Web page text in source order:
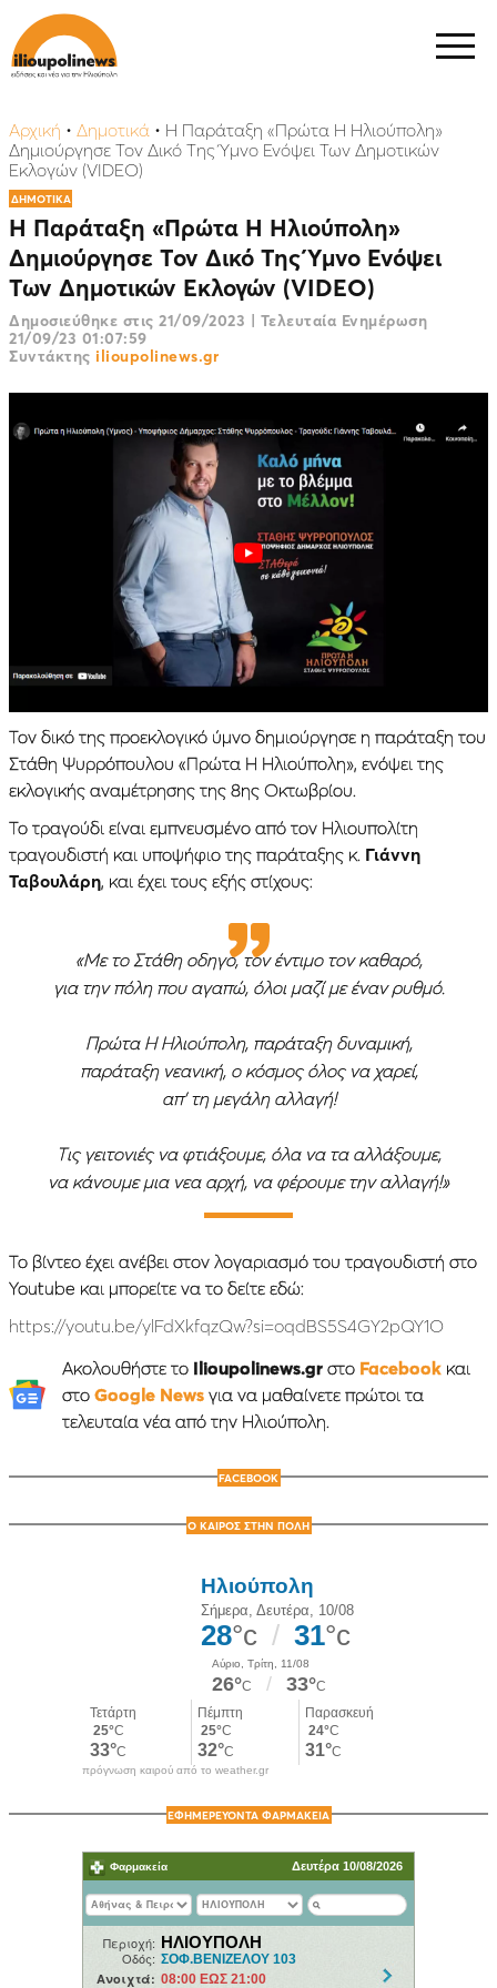
Αρχική • Δημοτικά • H Παράταξη «Πρώτα Η Ηλιούπολη»
Δημιούργησε Τον Δικό Της Ύμνο Ενόψει Των Δημοτικών
Εκλογών (VIDEO)
ΔΗΜΟΤΙΚΑ
H Παράταξη «Πρώτα Η Ηλιούπολη»
Δημιούργησε Τον Δικό Της Ύμνο Ενόψει
Των Δημοτικών Εκλογών (VIDEO)
Δημοσιεύθηκε στις 21/09/2023 | Τελευταία Ενημέρωση
21/09/23 01:07:59
Συντάκτης ilioupolinews.gr
Τον δικό της προεκλογικό ύμνο δημιούργησε η παράταξη του
Στάθη Ψυρρόπουλου «Πρώτα Η Ηλιούπολη», ενόψει της
εκλογικής αναμέτρησης της 8ης Οκτωβρίου.
Το τραγούδι είναι εμπνευσμένο από τον Ηλιουπολίτη
τραγουδιστή και υποψήφιο της παράταξης κ. Γιάννη
Ταβουλάρη, και έχει τους εξής στίχους:
«Με το Στάθη οδηγό, τον έντιμο τον καθαρό,
για την πόλη που αγαπώ, όλοι μαζί με έναν ρυθμό.
Πρώτα Η Ηλιούπολη, παράταξη δυναμική,
παράταξη νεανική, ο κόσμος όλος να χαρεί,
απ’ τη μεγάλη αλλαγή!
Τις γειτονιές να φτιάξουμε, όλα να τα αλλάξουμε,
να κάνουμε μια νεα αρχή, να φέρουμε την αλλαγή!»
Το βίντεο έχει ανέβει στον λογαριασμό του τραγουδιστή στο
Youtube και μπορείτε να το δείτε εδώ:
https://youtu.be/ylFdXkfqzQw?si=oqdBS5S4GY2pQY1O
Ακολουθήστε το Ilioupolinews.grστο Facebookκαι
στο Google Newsγια να μαθαίνετε πρώτοι τα
τελευταία νέα από την Ηλιούπολη.
FACEBOOK
Ο ΚΑΙΡΟΣ ΣΤΗΝ ΠΟΛΗ
πρόγνωση καιρού από το weather.gr
ΕΦΗΜΕΡΕΥΟΝΤΑ ΦΑΡΜΑΚΕΙΑ